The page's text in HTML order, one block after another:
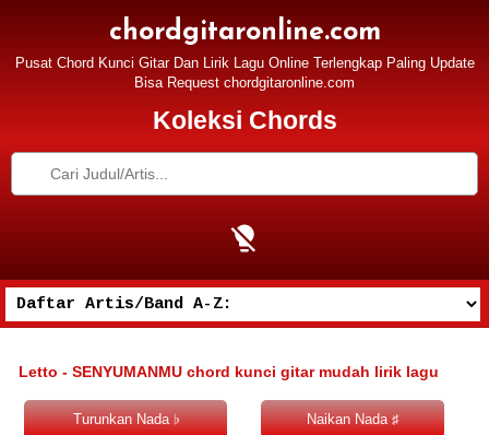
chordgitaronline.com
Pusat Chord Kunci Gitar Dan Lirik Lagu Online Terlengkap Paling Update
Bisa Request chordgitaronline.com
Koleksi Chords
Letto - SENYUMANMU chord kunci gitar mudah lirik lagu